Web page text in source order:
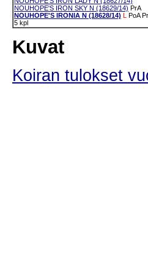
NOUHOPE'S IRON SKY N (18629/14) PrA
NOUHOPE'S IRONIA N (18628/14) L PoA
5 kpl
Kuvat
Koiran tulokset